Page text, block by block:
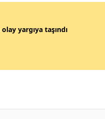
yargıya taşındı